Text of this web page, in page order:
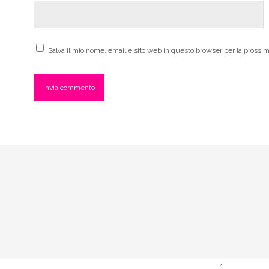
Salva il mio nome, email e sito web in questo browser per la